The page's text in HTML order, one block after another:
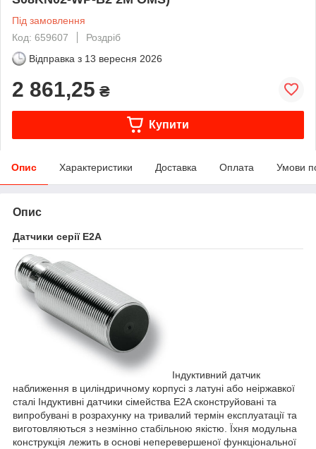
Під замовлення
Код: 659607
Роздріб
Відправка з 13 вересня 2026
2 861,25 ₴
Купити
Опис Характеристики Доставка Оплата Умови
Опис
Датчики серії E2A
Індуктивний датчик
наближення в циліндричному корпусі з латуні або неіржавкої
сталі Індуктивні датчики сімейства E2A сконструйовані та
випробувані в розрахунку на тривалий термін експлуатації та
виготовляються з незмінно стабільною якістю. Їхня модульна
конструкція лежить в основі неперевершеної функціональної